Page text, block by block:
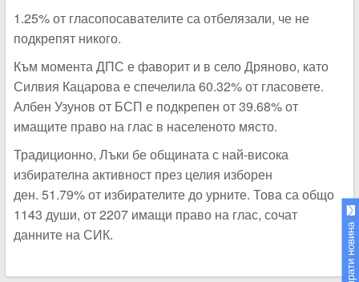
1.25% от гласопосавателите са отбелязали, че не
подкрепят никого.
Към момента ДПС е фаворит и в село Дряново, като
Силвия Кацарова е спечелила 60.32% от гласовете.
Албен Узунов от БСП е подкрепен от 39.68% от
имащите право на глас в населеното място.
Традиционно, Лъки бе общината с най-висока
избирателна активност през целия изборен
ден. 51.79% от избирателите до урните. Това са общо
1143 души, от 2207 имащи право на глас, сочат
данните на СИК.
Изпрати новина